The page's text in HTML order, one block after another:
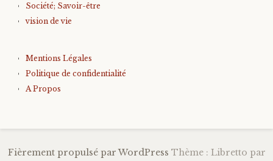
Société; Savoir-être
vision de vie
Mentions Légales
Politique de confidentialité
A Propos
Fièrement propulsé par WordPress Thème : Libretto par